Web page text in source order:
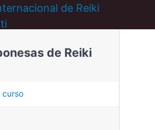
de Reiki
de Reiki
curso